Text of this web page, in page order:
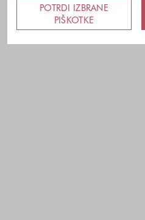
POTRDI IZBRANE
PIŠKOTKE